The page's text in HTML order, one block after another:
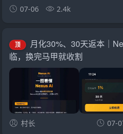
07-06 2.4k
顶
月化30%、30天返本｜
临，换完马甲就收割
村长 07-